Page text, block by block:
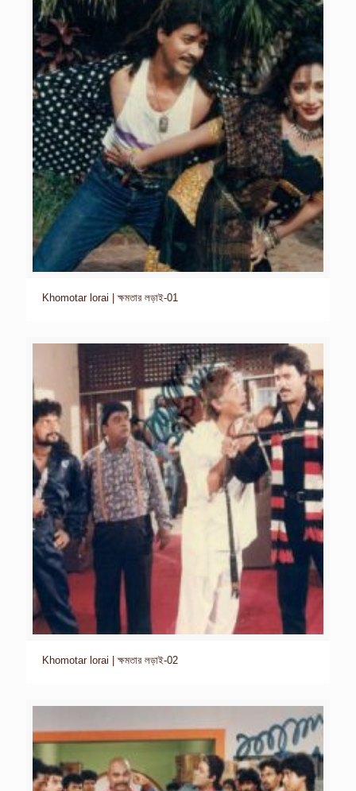
Khomotar lorai | ক্ষমতার লড়াই-01
Khomotar lorai | ক্ষমতার লড়াই-02